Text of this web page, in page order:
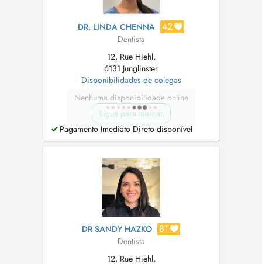
DR. LINDA CHENNA 42
Dentista
12, Rue Hiehl,
6131 Junglinster
Disponibilidades de colegas
Nenhuma disponibilidade online
Ligue para marcar
Pagamento Imediato Direto disponível
DR SANDY HAZKO 81
Dentista
12, Rue Hiehl,